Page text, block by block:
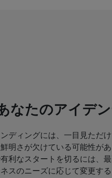
なたのアイデ
ディングには、一目見ただ
明さが欠けている可能性が
利なスタートを切るには、
スのニーズに応じて変更する